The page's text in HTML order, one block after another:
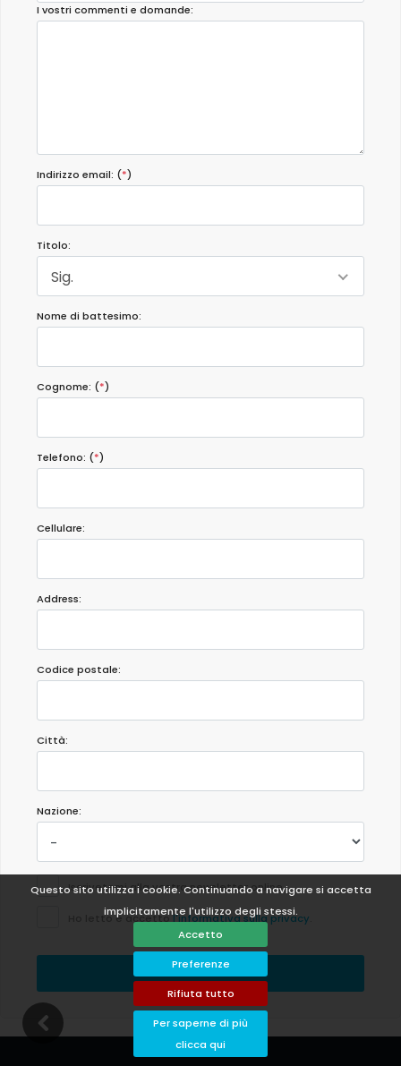
Questo sito utilizza i cookie. Continuando a navigare si accetta
implicitamente l'utilizzo degli stessi.
Accetto
Preferenze
Rifiuta tutto
Per saperne di più
clicca qui
I vostri commenti e domande:
Indirizzo email: (*)
Titolo:
Sig.
Nome di battesimo:
Cognome: (*)
Telefono: (*)
Cellulare:
Address:
Codice postale:
Città:
Nazione:
Iscrivetemi alla vostra newsletter online.
Ho letto e accettol'informativa sulla privacy
Send